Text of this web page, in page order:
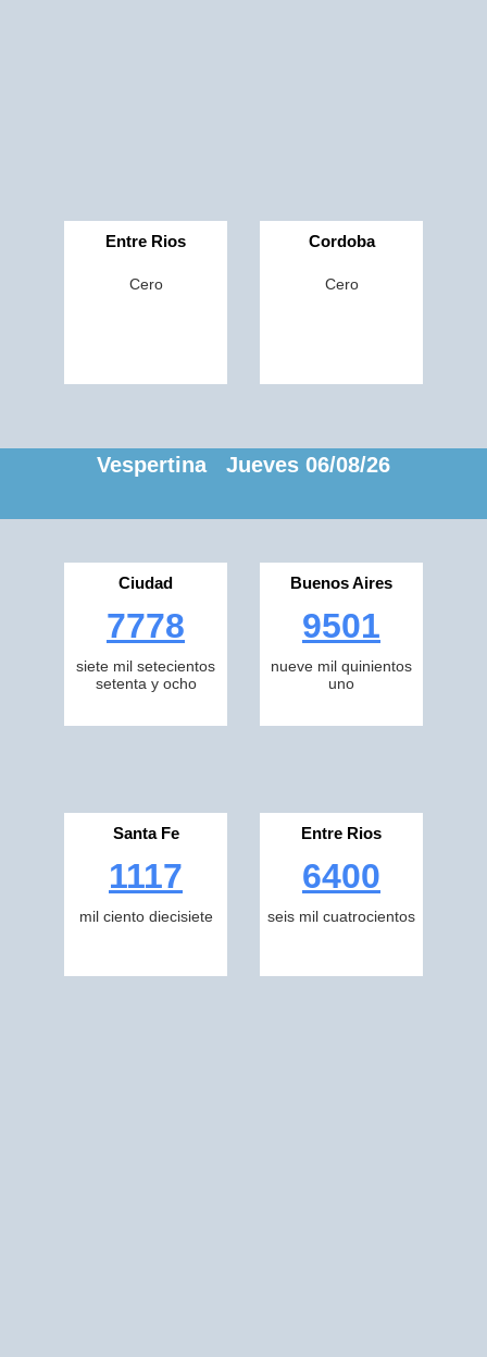
Entre Rios
Cero
Cordoba
Cero
Vespertina Jueves 06/08/26
Ciudad
7778
siete mil setecientos
setenta y ocho
Buenos Aires
9501
nueve mil quinientos
uno
Santa Fe
1117
mil ciento diecisiete
Entre Rios
6400
seis mil cuatrocientos